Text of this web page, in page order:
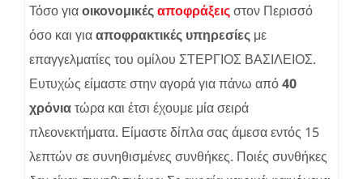
Τόσο γιαοικονομικέςαποφράξειςστον Περισσό
όσο και γιααποφρακτικές υπηρεσίες με
επαγγελματίες του ομίλου ΣΤΕΡΓΙΟΣ ΒΑΣΙΛΕΙΟΣ.
Ευτυχώς είμαστε στην αγορά για πάνω από40
χρόνιατώρα και έτσι έχουμε μία σειρά
πλεονεκτήματα. Είμαστε δίπλα σας άμεσα εντός 15
λεπτών σε συνηθισμένες συνθήκες. Ποιές συνθήκες